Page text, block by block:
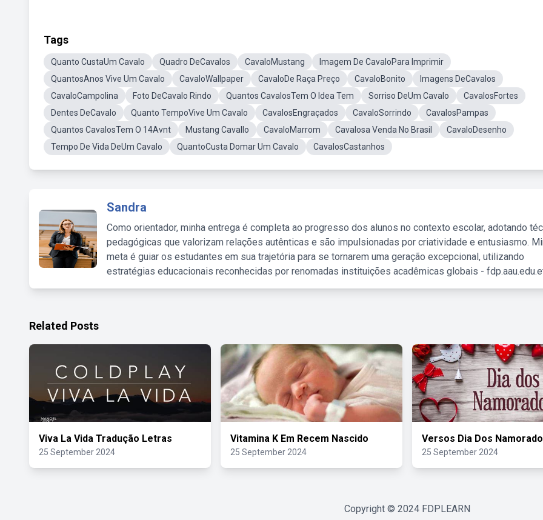
Tags
Quanto CustaUm Cavalo Quadro DeCavalos CavaloMustang
Imagem De CavaloPara Imprimir
QuantosAnos Vive Um Cavalo
CavaloWallpaper CavaloDe Raça Preço CavaloBonito
Imagens DeCavalos
CavaloCampolina
Foto DeCavalo Rindo Quantos CavalosTem O Idea Tem Sorriso DeUm Cavalo
CavalosFortes
Dentes DeCavalo
Quanto TempoVive Um Cavalo CavalosEngraçados CavaloSorrindo
CavalosPampas
Quantos CavalosTem O 14Avnt
Mustang Cavallo CavaloMarrom Cavalosa Venda No Brasil
CavaloDesenho
Tempo De Vida DeUm Cavalo
QuantoCusta Domar Um Cavalo CavalosCastanhos
Sandra
Como orientador, minha entrega é completa ao progresso dos alunos no contexto escolar, adotando
pedagógicas que valorizam relações autênticas e são impulsionadas por criatividade e entusiasmo.
meta é guiar os estudantes em sua trajetória para se tornarem uma geração excepcional, utilizando
estratégias educacionais reconhecidas por renomadas instituições acadêmicas globais -
Related Posts
Viva La Vida Tradução Letras
25 September 2024
Vitamina K Em Recem Nascido
25 September 2024
Versos Dia Dos
25 September 2024
Copyright © 2024 FDPLEARN